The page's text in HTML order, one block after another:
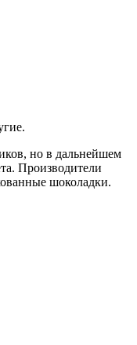
но в дальнейшем
Производители
шоколадки.